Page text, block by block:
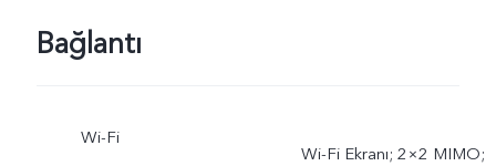
Bağlantı
Wi-Fi
Wi-Fi Ekranı; 2×2 MIMO;